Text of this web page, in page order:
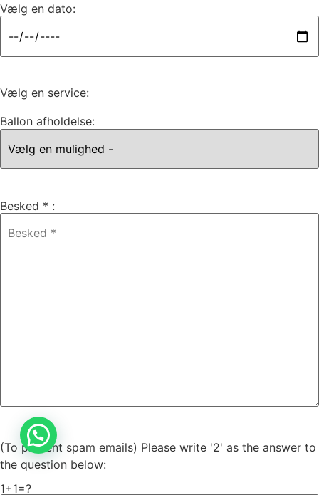
Vælg en dato:
Vælg en service:
Ballon afholdelse:
Besked * :
(To prevent spam emails) Please write '2' as the answer to
the question below:
1+1=?